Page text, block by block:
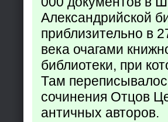
Александрийской
приблизительно в
века очагами
библиотеки, при
Там
сочинения Отцов
античных авторов.